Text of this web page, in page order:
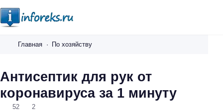
r
e
Главная По хозяйству
Антисептик для рук от
коронавируса за 1 минуту
52 2